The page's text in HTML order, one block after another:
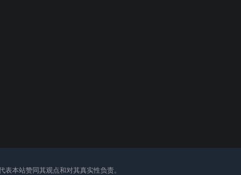
本站赞同其观点和对其真实性负责。